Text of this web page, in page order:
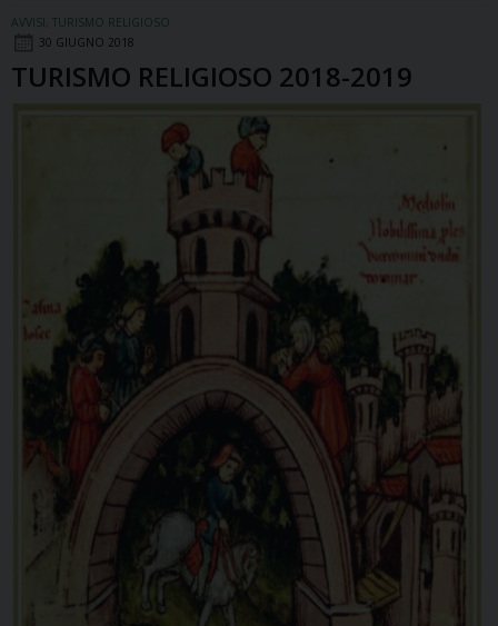
AVVISI TURISMO RELIGIOSO
30 GIUGNO 2018
TURISMO RELIGIOSO 2018-2019